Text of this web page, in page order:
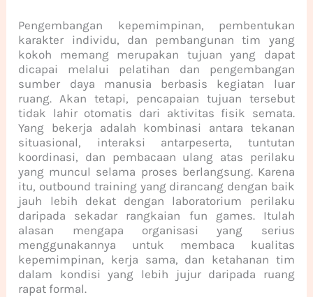
Pengembangan kepemimpinan, pembentukan
karakter individu, dan pembangunan tim yang
kokoh memang merupakan tujuan yang dapat
dicapai melalui pelatihan dan pengembangan
sumber daya manusia berbasis kegiatan luar
ruang. Akan tetapi, pencapaian tujuan tersebut
tidak lahir otomatis dari aktivitas fisik semata.
Yang bekerja adalah kombinasi antara tekanan
situasional, interaksi antarpeserta, tuntutan
koordinasi, dan pembacaan ulang atas perilaku
yang muncul selama proses berlangsung. Karena
itu, outbound training yang dirancang dengan baik
jauh lebih dekat dengan laboratorium perilaku
daripada sekadar rangkaian fun games. Itulah
alasan mengapa organisasi yang serius
menggunakannya untuk membaca kualitas
kepemimpinan, kerja sama, dan ketahanan tim
dalam kondisi yang lebih jujur daripada ruang
rapat formal.